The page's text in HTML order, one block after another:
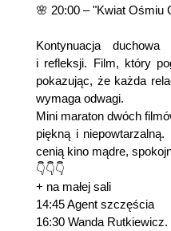
🌸 20:00 – "Kwiat Ośmiu
Kontynuacja
i refleksji. Film, który
pokazując, że każda
wymaga odwagi.
Mini maraton dwóch
piękną i
cenią kino mądre,
👇👇👇
+ na małej sali
14:45 Agent szczęścia
16:30 Wanda